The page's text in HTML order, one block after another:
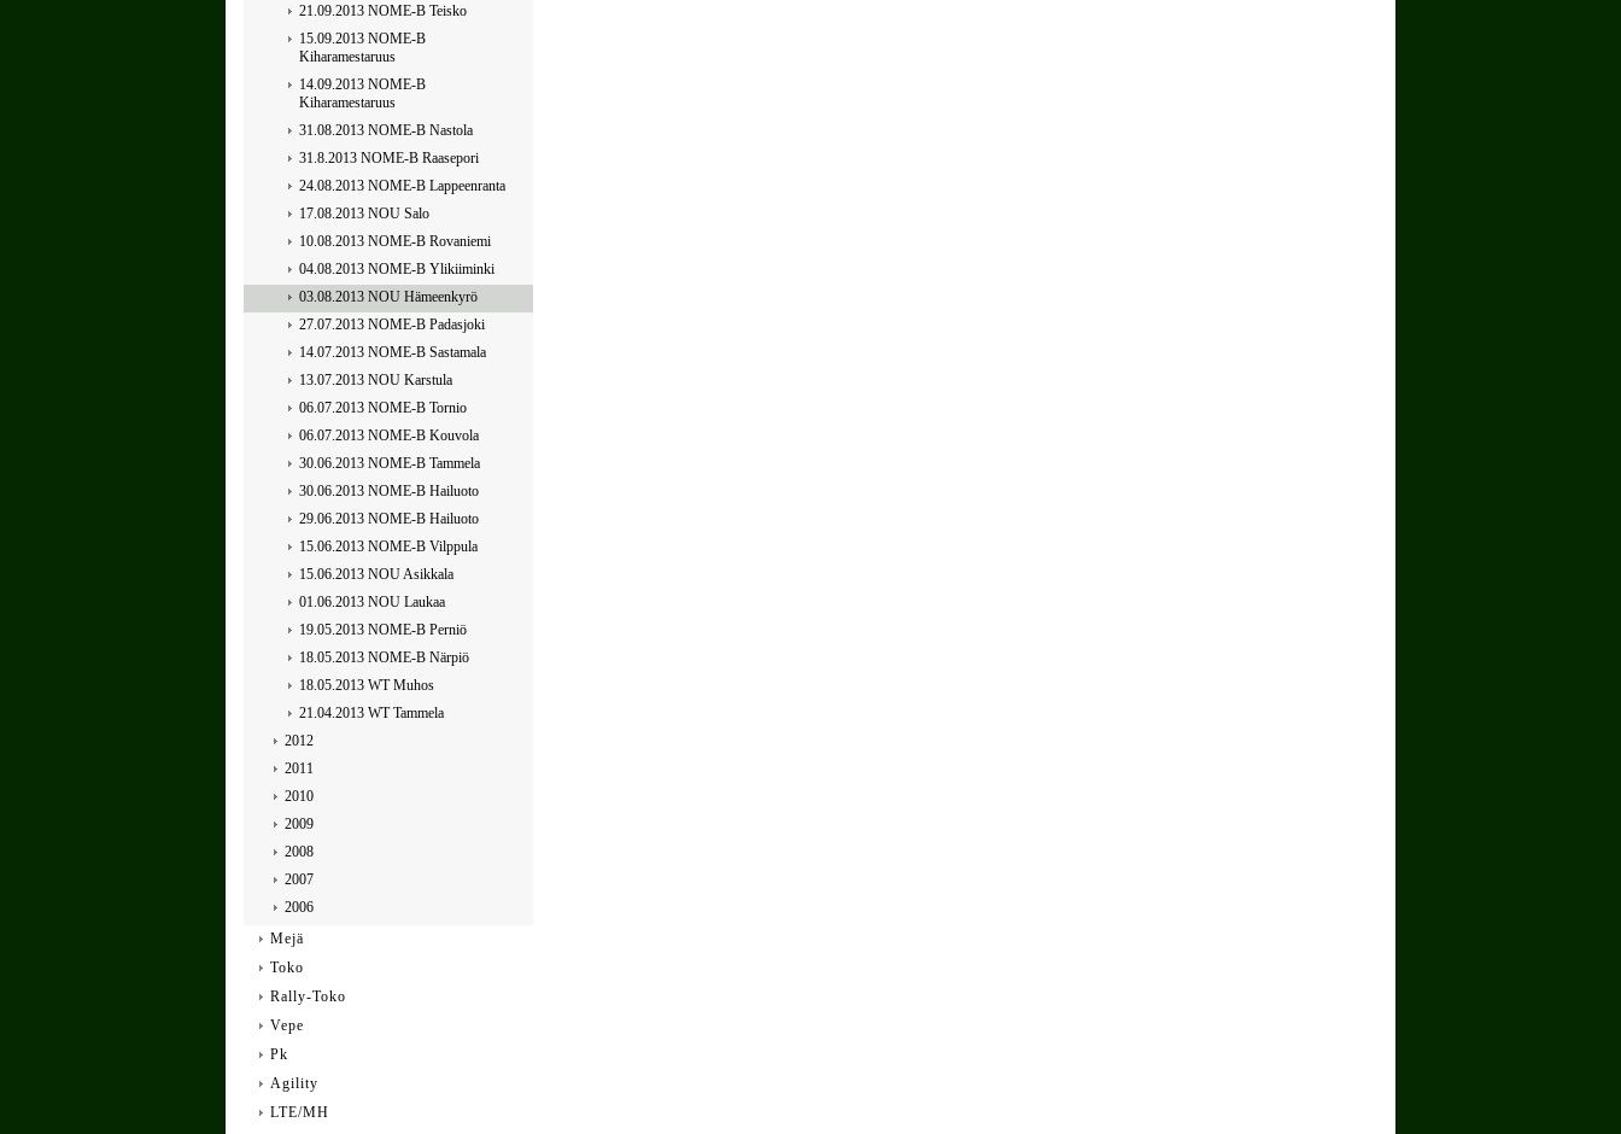
21.09.2013 NOME-B Teisko
15.09.2013 NOME-B
Kiharamestaruus
14.09.2013 NOME-B
Kiharamestaruus
31.08.2013 NOME-B Nastola
31.8.2013 NOME-B Raasepori
24.08.2013 NOME-B Lappeenranta
17.08.2013 NOU Salo
10.08.2013 NOME-B Rovaniemi
04.08.2013 NOME-B Ylikiiminki
03.08.2013 NOU Hämeenkyrö
27.07.2013 NOME-B Padasjoki
14.07.2013 NOME-B Sastamala
13.07.2013 NOU Karstula
06.07.2013 NOME-B Tornio
06.07.2013 NOME-B Kouvola
30.06.2013 NOME-B Tammela
30.06.2013 NOME-B Hailuoto
29.06.2013 NOME-B Hailuoto
15.06.2013 NOME-B Vilppula
15.06.2013 NOU Asikkala
01.06.2013 NOU Laukaa
19.05.2013 NOME-B Perniö
18.05.2013 NOME-B Närpiö
18.05.2013 WT Muhos
21.04.2013 WT Tammela
2012
2011
2010
2009
2008
2007
2006
Mejä
Toko
Rally-Toko
Vepe
Pk
Agility
LTE/MH